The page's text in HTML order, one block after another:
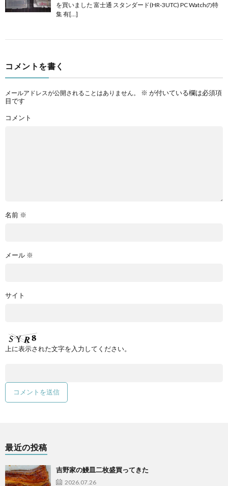
を買いました 富士通 スタンダード(HR-3UTC) PC Watchの特
集 有[…]
コメントを書く
メールアドレスが公開されることはありません。 ※ が付いている欄は必須項
目です
コメント
名前 ※
メール ※
サイト
上に表示された文字を入力してください。
最近の投稿
吉野家の鰻皿二枚盛買ってきた
2026.07.26